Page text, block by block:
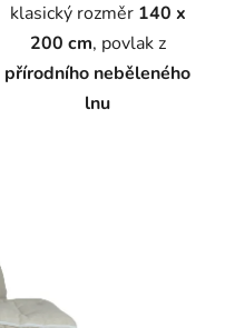
klasický rozměr 140 x
200 cm, povlak z
přírodního neběleného
lnu